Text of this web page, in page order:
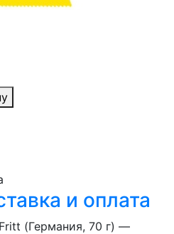
и оплата
(Германия, 70 г) —